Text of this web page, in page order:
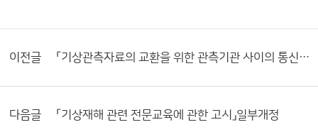
이전글 「기상관측자료의 교환을 위한 관측기관 사이의 통신 송·수신 방식」일부개정
다음글 「기상재해 관련 전문교육에 관한 고시」일부개정